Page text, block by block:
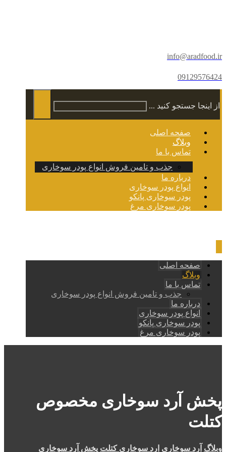
info@aradfood.ir
09129576424
از اینجا جستجو کنید ...
صفحه اصلی
وبلاگ
تماس با ما
جذب و تامین فروش انواع پودر سوخاری
درباره ما
انواع پودر سوخاری
پودر سوخاری پانکو
پودر سوخاری مرغ
صفحه اصلی
وبلاگ
تماس با ما
جذب و تامین فروش انواع پودر سوخاری
درباره ما
انواع پودر سوخاری
پودر سوخاری پانکو
پودر سوخاری مرغ
پخش آرد سوخاری مخصوص
کتلت
وبلاگ آرد سوخاری ارد سوخاری کتلت پخش آرد سوخاری